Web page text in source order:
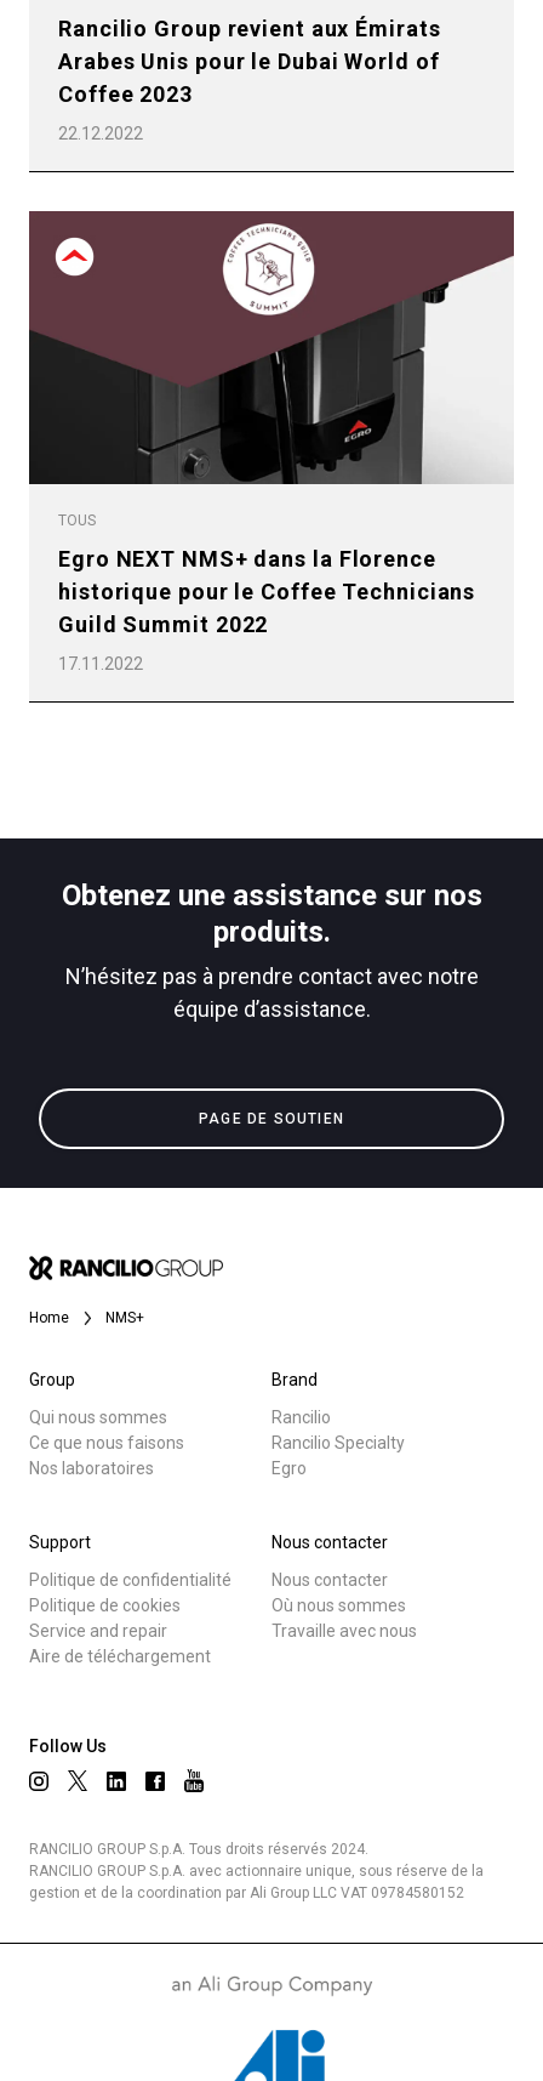
Rancilio Group revient aux Émirats
Arabes Unis pour le Dubai World of
Coffee 2023
22.12.2022
TOUS
Egro NEXT NMS+ dans la Florence
historique pour le Coffee Technicians
Guild Summit 2022
17.11.2022
Obtenez une assistance sur nos
produits.
N’hésitez pas à prendre contact avec notre
équipe d’assistance.
PAGE DE SOUTIEN
Home NMS+
Group
Qui nous sommes
Ce que nous faisons
Nos laboratoires
Brand
Rancilio
Rancilio Specialty
Egro
Support
Politique de confidentialité
Politique de cookies
Service and repair
Aire de téléchargement
Nous contacter
Nous contacter
Où nous sommes
Travaille avec nous
Follow Us
RANCILIO GROUP S.p.A. Tous droits réservés 2024.
RANCILIO GROUP S.p.A. avec actionnaire unique, sous réserve de la
gestion et de la coordination par Ali Group LLC VAT 09784580152